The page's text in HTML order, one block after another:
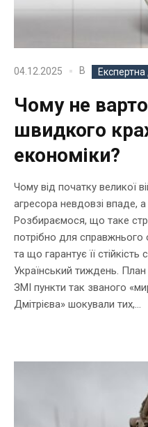
04.12.2025 В
Чому не
швидкого
економіки?
Чому від початку великої
агресора невдовзі впаде,
Розбираємося, що таке
потрібно для справжнього
та що гарантує її
Український тиждень. План
ЗМІ пункти так званого
Дмітрієва» шокували тих,...